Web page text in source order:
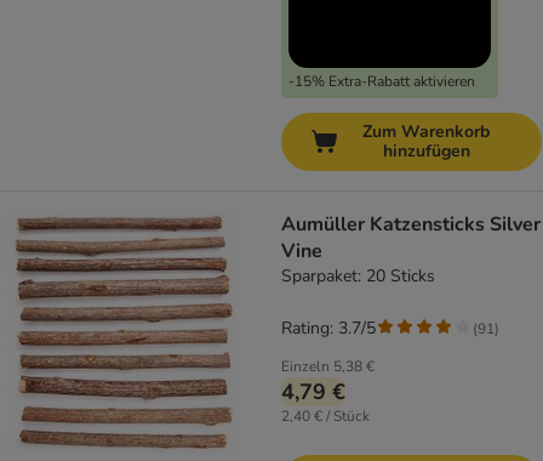
-15% Extra-Rabatt aktivieren
Zum Warenkorb
hinzufügen
Aumüller Katzensticks Silver
Vine
Sparpaket: 20 Sticks
Einzeln 5,38 €
4,79 €
2,40 € / Stück
Rating: 3.7/5 (91)